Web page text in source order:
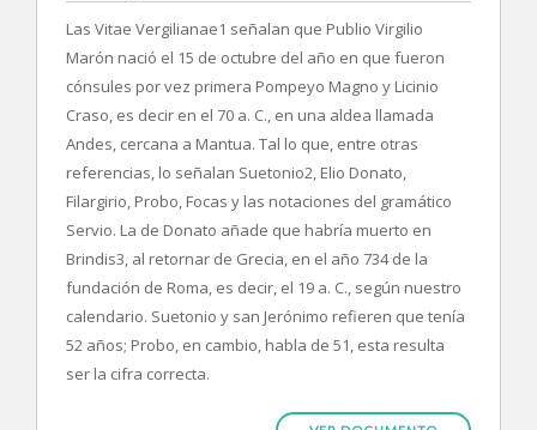
Las Vitae Vergilianae1 señalan que Publio Virgilio
Marón nació el 15 de octubre del año en que fueron
cónsules por vez primera Pompeyo Magno y Licinio
Craso, es decir en el 70 a. C., en una aldea llamada
Andes, cercana a Mantua. Tal lo que, entre otras
referencias, lo señalan Suetonio2, Elio Donato,
Filargirio, Probo, Focas y las notaciones del gramático
Servio. La de Donato añade que habría muerto en
Brindis3, al retornar de Grecia, en el año 734 de la
fundación de Roma, es decir, el 19 a. C., según nuestro
calendario. Suetonio y san Jerónimo refieren que tenía
52 años; Probo, en cambio, habla de 51, esta resulta
ser la cifra correcta.